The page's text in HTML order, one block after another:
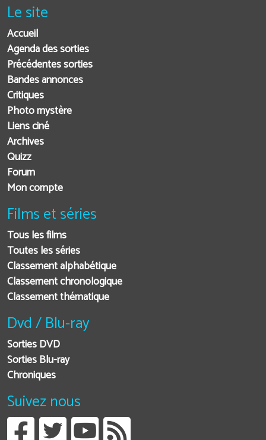
Le site
Accueil
Agenda des sorties
Précédentes sorties
Bandes annonces
Critiques
Photo mystère
Liens ciné
Archives
Quizz
Forum
Mon compte
Films et séries
Tous les films
Toutes les séries
Classement alphabétique
Classement chronologique
Classement thématique
Dvd / Blu-ray
Sorties DVD
Sorties Blu-ray
Chroniques
Suivez nous